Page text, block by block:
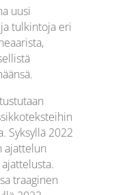
uusi
tulkintoja eri
Syksyllä 2022
ajattelun
traaginen